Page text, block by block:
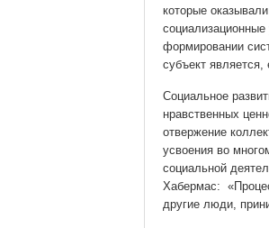
которые
формировании
субъект является,
Социальное
нравственных
отвержение
усвоения во
социальной
Хабермас:
другие люди,